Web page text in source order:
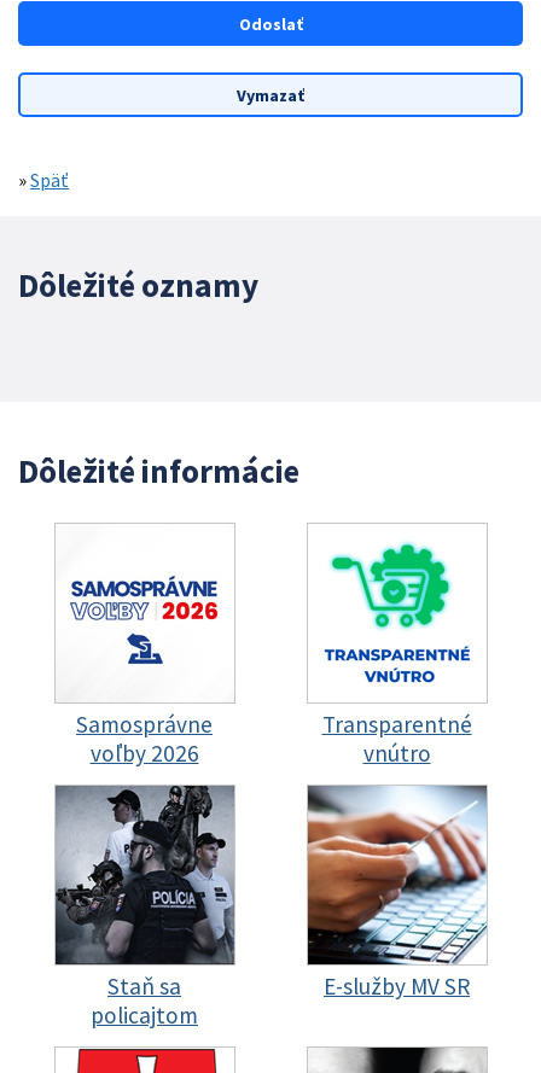
»Späť
Dôležité oznamy
Dôležité informácie
Samosprávne
voľby 2026
Transparentné
vnútro
Staň sa
policajtom
E-služby MV SR